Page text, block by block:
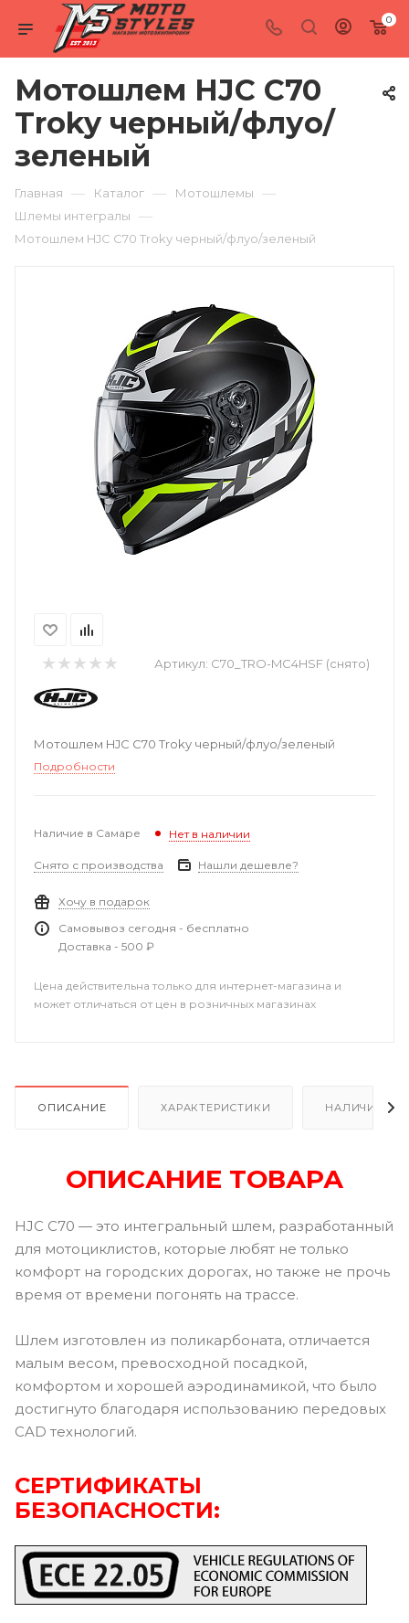
0
Мотошлем HJC C70
Troky черный/флуо/
зеленый
Главная — Каталог — Мотошлемы —
Шлемы интегралы —
Мотошлем HJC C70 Troky черный/флуо/зеленый
Артикул: C70_TRO-MC4HSF (снято)
Мотошлем HJC C70 Troky черный/флуо/зеленый
Подробности
Наличие в Самаре Нет в наличии
Снято с производства Нашли дешевле?
Хочу в подарок
Самовывоз сегодня - бесплатно
Доставка - 500 ₽
Цена действительна только для интернет-магазина и
может отличаться от цен в розничных магазинах
ОПИСАНИЕ ХАРАКТЕРИСТИКИ НАЛИЧИЕ В
ОПИСАНИЕ ТОВАРА
HJC C70 — это интегральный шлем, разработанный
для мотоциклистов, которые любят не только
комфорт на городских дорогах, но также не прочь
время от времени погонять на трассе.
Шлем изготовлен из поликарбоната, отличается
малым весом, превосходной посадкой,
комфортом и хорошей аэродинамикой, что было
достигнуто благодаря использованию передовых
CAD технологий.
СЕРТИФИКАТЫ
БЕЗОПАСНОСТИ: